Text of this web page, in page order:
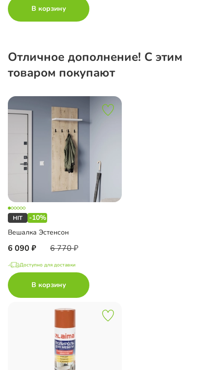
В корзину
Отличное дополнение! С этим
товаром покупают
-10%
Вешалка Эстенсон
6 090 6 770
Доступно для доставки
В корзину